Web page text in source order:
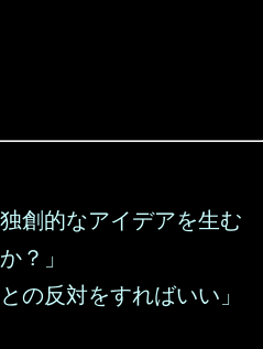
創的なアイデアを生む
？」
の反対をすればいい」